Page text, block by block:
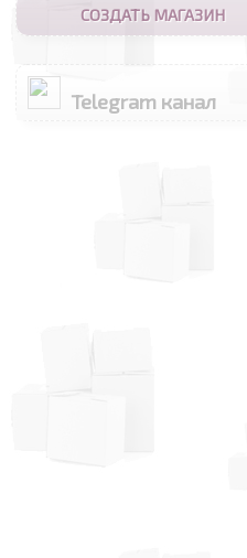
СОЗДАТЬ МАГАЗИН
Telegram канал